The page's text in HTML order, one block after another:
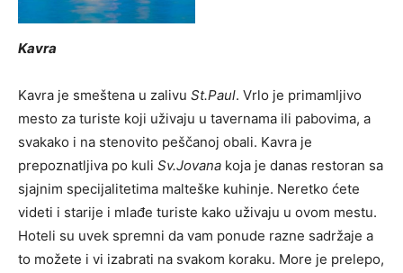
Kavra
Kavra je smeštena u zalivu St.Paul. Vrlo je primamljivo
mesto za turiste koji uživaju u tavernama ili pabovima, a
svakako i na stenovito peščanoj obali. Kavra je
prepoznatljiva po kuli Sv.Jovana koja je danas restoran sa
sjajnim specijalitetima malteške kuhinje. Neretko ćete
videti i starije i mlađe turiste kako uživaju u ovom mestu.
Hoteli su uvek spremni da vam ponude razne sadržaje a
to možete i vi izabrati na svakom koraku. More je prelepo,